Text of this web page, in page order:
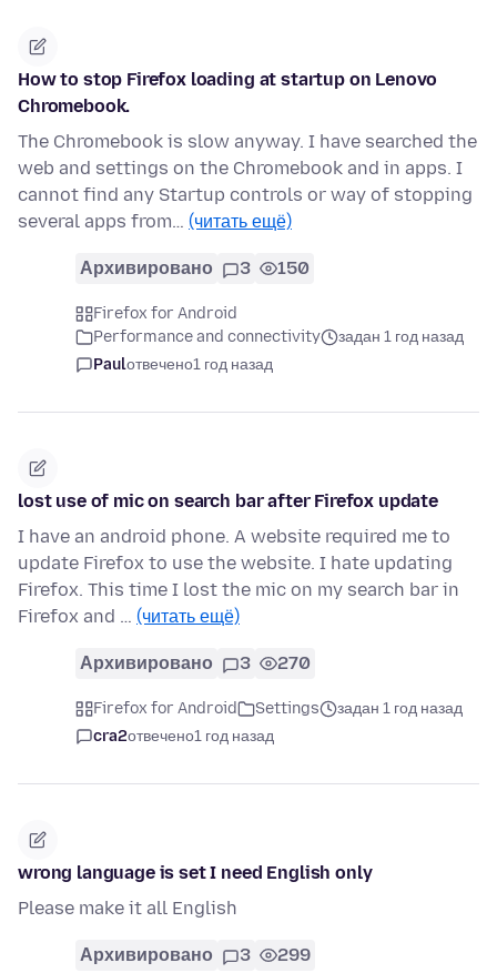
How to stop Firefox loading at startup on Lenovo
Chromebook.
The Chromebook is slow anyway. I have searched the
web and settings on the Chromebook and in apps. I
cannot find any Startup controls or way of stopping
several apps from… (читать ещё)
Архивировано 3 150
Firefox for Android
Performance and connectivity
задан 1 год назад
Paulотвечено1 год назад
lost use of mic on search bar after Firefox update
I have an android phone. A website required me to
update Firefox to use the website. I hate updating
Firefox. This time I lost the mic on my search bar in
Firefox and … (читать ещё)
Архивировано 3 270
Firefox for Android Settings
задан 1 год назад
cra2отвечено1 год назад
wrong language is set I need English only
Please make it all English
Архивировано 3 299